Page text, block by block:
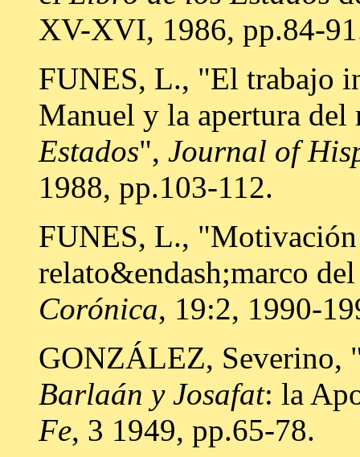
XV-XVI, 1986, pp.84-
FUNES, L., "El trabajo
Manuel y la apertura
Estados", Journal of
1988, pp.103-112.
FUNES, L.,
relato&endash;marco
Corónica, 19:2, 1990-
GONZÁLEZ, Severino,
Barlaán y Josafat: la
Fe, 3 1949, pp.65-78.